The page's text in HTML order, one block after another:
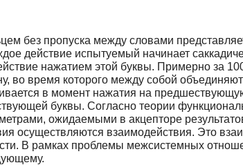
без пропуска между словами
действие испытуемый начинает
нажатием этой буквы. Примерно за
во время которого между собой
в момент нажатия на
буквы. Согласно теории
ожидаемыми в акцепторе
осуществляются взаимодействия. Это
В рамках проблемы межсистемных